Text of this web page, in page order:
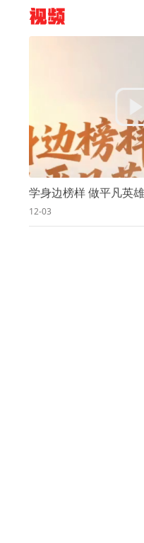
视频
学身边榜样 做平凡英雄
12-03